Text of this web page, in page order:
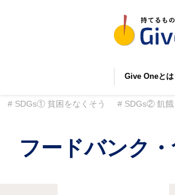
Give Oneとは
SDGs① 貧困をなくそう SDGs② 飢餓
フードバンク